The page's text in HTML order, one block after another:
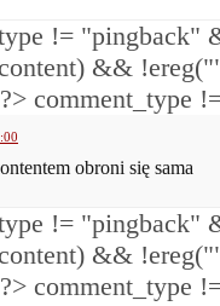
!= "pingback"
&& !ereg("
obroni się sama
comment_type
!= "pingback"
&& !ereg("
comment_type